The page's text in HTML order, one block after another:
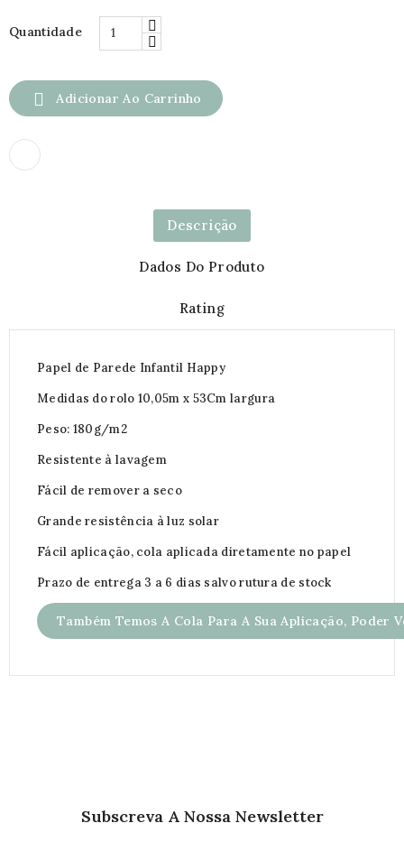
Quantidade
 Adicionar Ao Carrinho
Descrição
Dados Do Produto
Rating
Papel de Parede Infantil Happy
Medidas do rolo 10,05m x 53Cm largura
Peso: 180g/m2
Resistente à lavagem
Fácil de remover a seco
Grande resistência à luz solar
Fácil aplicação, cola aplicada diretamente no papel
Prazo de entrega 3 a 6 dias salvo rutura de stock
Também Temos A Cola Para A Sua Aplicação, Poder
Subscreva A Nossa Newsletter